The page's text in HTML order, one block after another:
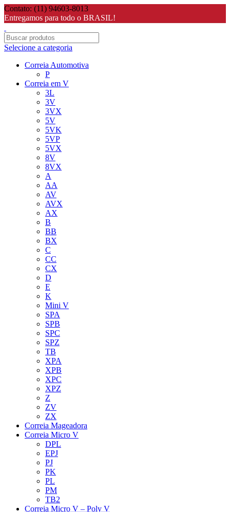
Contato: (11) 94603-8013
Entregamos para todo o BRASIL!
Selecione a categoria
Correia Automotiva
P
Correia em V
3L
3V
3VX
5V
5VK
5VP
5VX
8V
8VX
A
AA
AV
AVX
AX
B
BB
BX
C
CC
CX
D
E
K
Mini V
SPA
SPB
SPC
SPZ
TB
XPA
XPB
XPC
XPZ
Z
ZV
ZX
Correia Mageadora
Correia Micro V
DPL
EPJ
PJ
PK
PL
PM
TB2
Correia Micro V – Poly V